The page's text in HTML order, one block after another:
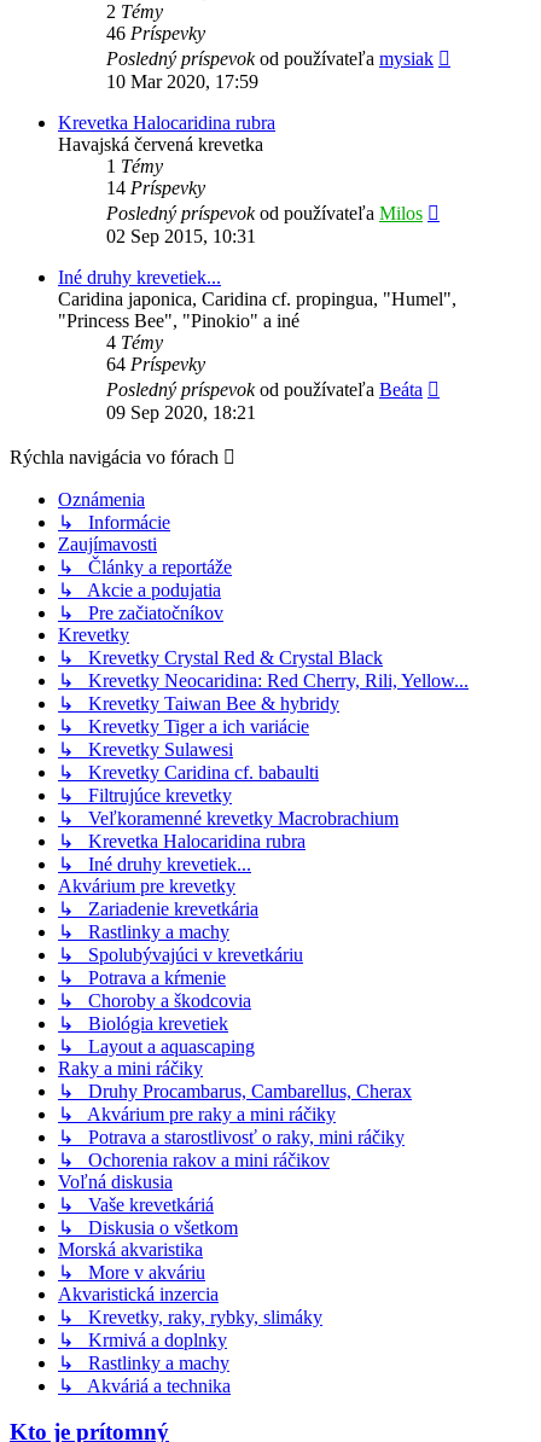
2 Témy
46 Príspevky
Posledný príspevokod používateľa mysiak
10 Mar 2020, 17:59
Krevetka Halocaridina rubra
Havajská červená krevetka
1 Témy
14 Príspevky
Posledný príspevokod používateľa Milos
02 Sep 2015, 10:31
Iné druhy krevetiek...
Caridina japonica, Caridina cf. propingua, "Humel",
"Princess Bee", "Pinokio" a iné
4 Témy
64 Príspevky
Posledný príspevokod používateľa Beáta
09 Sep 2020, 18:21
Rýchla navigácia vo fórach
Oznámenia
↳ Informácie
Zaujímavosti
↳ Články a reportáže
↳ Akcie a podujatia
↳ Pre začiatočníkov
Krevetky
↳ Krevetky Crystal Red & Crystal Black
↳ Krevetky Neocaridina: Red Cherry, Rili, Yellow...
↳ Krevetky Taiwan Bee & hybridy
↳ Krevetky Tiger a ich variácie
↳ Krevetky Sulawesi
↳ Krevetky Caridina cf. babaulti
↳ Filtrujúce krevetky
↳ Veľkoramenné krevetky Macrobrachium
↳ Krevetka Halocaridina rubra
↳ Iné druhy krevetiek...
Akvárium pre krevetky
↳ Zariadenie krevetkária
↳ Rastlinky a machy
↳ Spolubývajúci v krevetkáriu
↳ Potrava a kŕmenie
↳ Choroby a škodcovia
↳ Biológia krevetiek
↳ Layout a aquascaping
Raky a mini ráčiky
↳ Druhy Procambarus, Cambarellus, Cherax
↳ Akvárium pre raky a mini ráčiky
↳ Potrava a starostlivosť o raky, mini ráčiky
↳ Ochorenia rakov a mini ráčikov
Voľná diskusia
↳ Vaše krevetkáriá
↳ Diskusia o všetkom
Morská akvaristika
↳ More v akváriu
Akvaristická inzercia
↳ Krevetky, raky, rybky, slimáky
↳ Krmivá a doplnky
↳ Rastlinky a machy
↳ Akváriá a technika
Kto je prítomný